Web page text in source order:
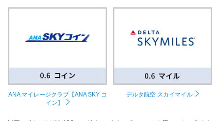
ANA マイレージクラブ【ANA SKY コ
イン】
デルタ航空 スカイマイル